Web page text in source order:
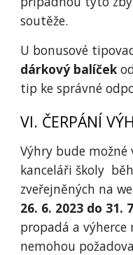
soutěže.
U bonusové
dárkový balíček
tip ke správné
VI. ČERPÁNÍ
Výhry bude
kanceláři školy
zveřejněných na
26. 6. 2023 do 31.
propadá a
nemohou